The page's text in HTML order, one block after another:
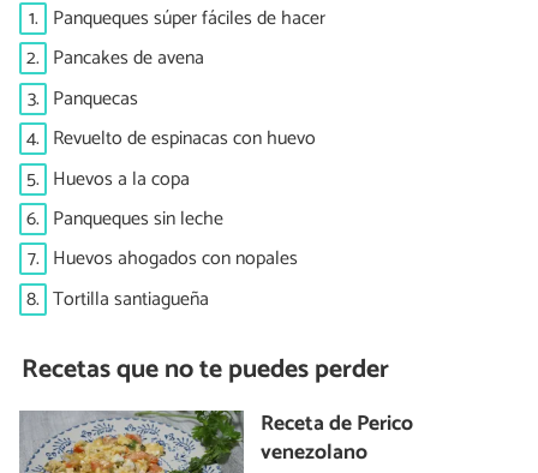
1. Panqueques súper fáciles de hacer
2. Pancakes de avena
3. Panquecas
4. Revuelto de espinacas con huevo
5. Huevos a la copa
6. Panqueques sin leche
7. Huevos ahogados con nopales
8. Tortilla santiagueña
Recetas que no te puedes perder
Receta de Perico
venezolano